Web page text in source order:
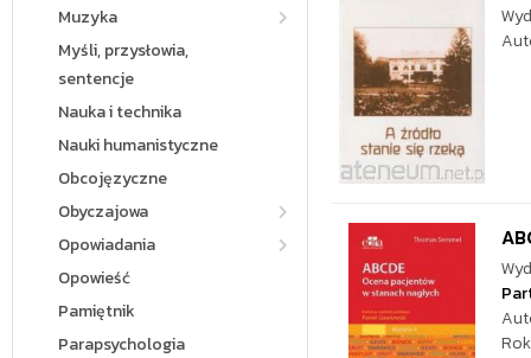
Muzyka
Myśli, przysłowia,
sentencje
Nauka i technika
Nauki humanistyczne
Obcojęzyczne
Obyczajowa
Opowiadania
Opowieść
Pamiętnik
Parapsychologia